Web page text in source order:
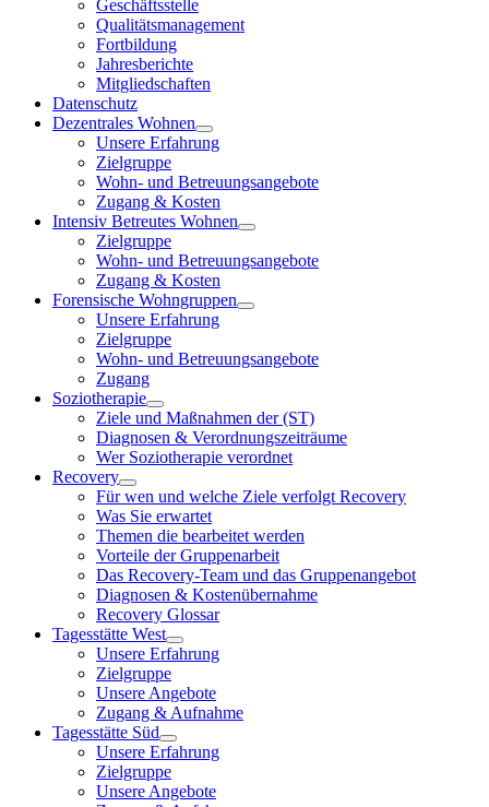
Geschäftsstelle
Qualitätsmanagement
Fortbildung
Jahresberichte
Mitgliedschaften
Datenschutz
Dezentrales Wohnen
Unsere Erfahrung
Zielgruppe
Wohn- und Betreuungsangebote
Zugang & Kosten
Intensiv Betreutes Wohnen
Zielgruppe
Wohn- und Betreuungsangebote
Zugang & Kosten
Forensische Wohngruppen
Unsere Erfahrung
Zielgruppe
Wohn- und Betreuungsangebote
Zugang
Soziotherapie
Ziele und Maßnahmen der (ST)
Diagnosen & Verordnungszeiträume
Wer Soziotherapie verordnet
Recovery
Für wen und welche Ziele verfolgt Recovery
Was Sie erwartet
Themen die bearbeitet werden
Vorteile der Gruppenarbeit
Das Recovery-Team und das Gruppenangebot
Diagnosen & Kostenübernahme
Recovery Glossar
Tagesstätte West
Unsere Erfahrung
Zielgruppe
Unsere Angebote
Zugang & Aufnahme
Tagesstätte Süd
Unsere Erfahrung
Zielgruppe
Unsere Angebote